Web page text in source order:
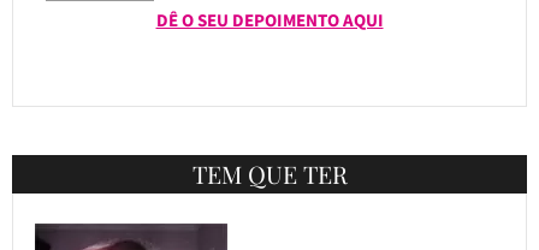
DÊ O SEU DEPOIMENTO AQUI
TEM QUE TER